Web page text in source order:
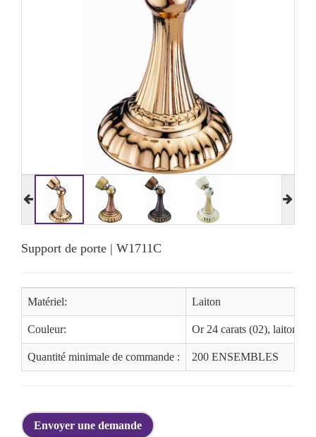
Support de porte | W1711C
Matériel: Laiton
Couleur: Or 24 carats (02), laiton
Quantité minimale de commande : 200 ENSEMBLES
Envoyer une demande